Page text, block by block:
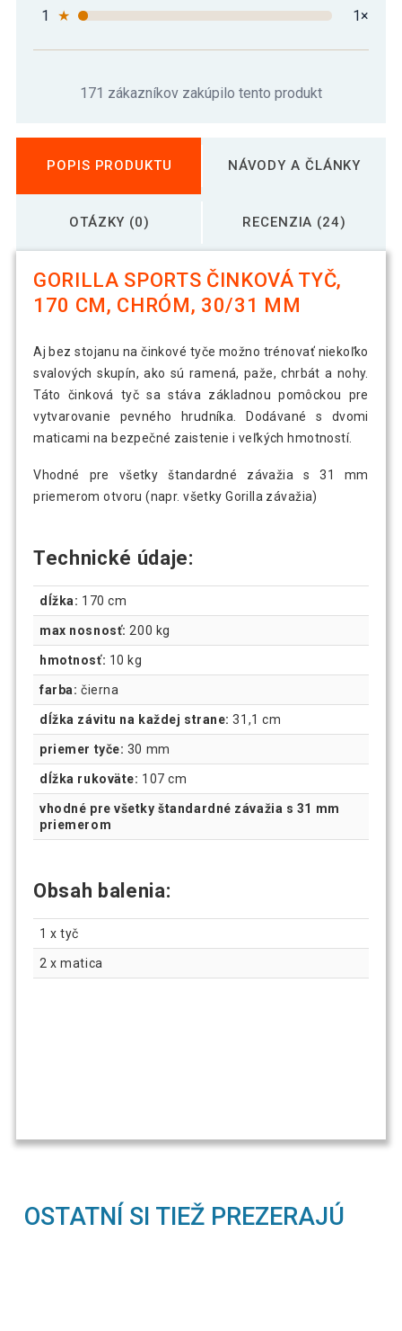
1
★ 1×
171 zákazníkov zakúpilo tento produkt
POPIS PRODUKTU NÁVODY A ČLÁNKY
OTÁZKY (0) RECENZIA (24)
GORILLA SPORTS ČINKOVÁ TYČ,
170 CM, CHRÓM, 30/31 MM
Aj bez stojanu na činkové tyče možno trénovať niekoľko
svalových skupín, ako sú ramená, paže, chrbát a nohy.
Táto činková tyč sa stáva základnou pomôckou pre
vytvarovanie pevného hrudníka. Dodávané s dvomi
maticami na bezpečné zaistenie i veľkých hmotností.
Vhodné pre všetky štandardné závažia s 31 mm
priemerom otvoru (napr. všetky Gorilla závažia)
Technické údaje:
dĺžka: 170 cm
max nosnosť: 200 kg
hmotnosť: 10 kg
farba: čierna
dĺžka závitu na každej strane: 31,1 cm
priemer tyče: 30 mm
dĺžka rukoväte: 107 cm
vhodné pre všetky štandardné závažia s 31 mm
priemerom
Obsah balenia:
1 x tyč
2 x matica
OSTATNÍ SI TIEŽ PREZERAJÚ